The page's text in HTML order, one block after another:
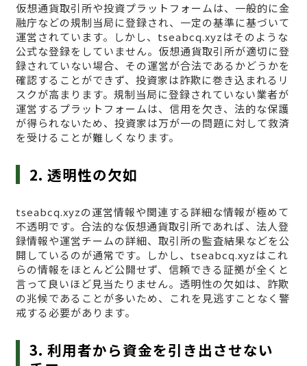
仮想通貨取引所や投資プラットフォームは、一般的に金
融庁などの規制当局に登録され、一定の基準に基づいて
運営されています。しかし、tseabcq.xyzはそのような
公式な登録をしていません。仮想通貨取引所が適切に登
録されていない場合、その運営が合法であるかどうかを
確認することができず、投資家は詐欺に巻き込まれるリ
スクが高まります。規制当局に登録されていない業者が
運営するプラットフォームは、信用を欠き、法的な保護
が得られないため、投資家は万が一の問題に対して救済
を受けることが難しくなります。
2. 透明性の欠如
tseabcq.xyzの運営情報や関連する詳細な情報が極めて
不透明です。合法的な仮想通貨取引所であれば、法人登
録情報や運営チームの詳細、取引所の監査結果などを公
開しているのが通常です。しかし、tseabcq.xyzはこれ
らの情報をほとんど公開せず、信頼できる証拠が全くと
言って良いほど見当たりません。透明性の欠如は、詐欺
の兆候であることが多いため、これを見逃すことなく警
戒する必要があります。
3. 利用者から資金を引き出させない